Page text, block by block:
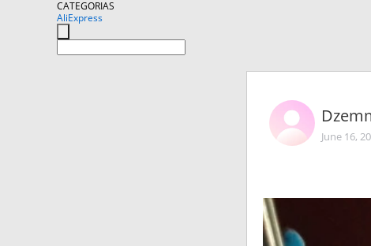
CATEGORIAS
AliExpress
June 16,